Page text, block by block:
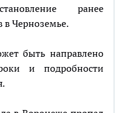
ранее
в Черноземье.
быть направлено
и подробности